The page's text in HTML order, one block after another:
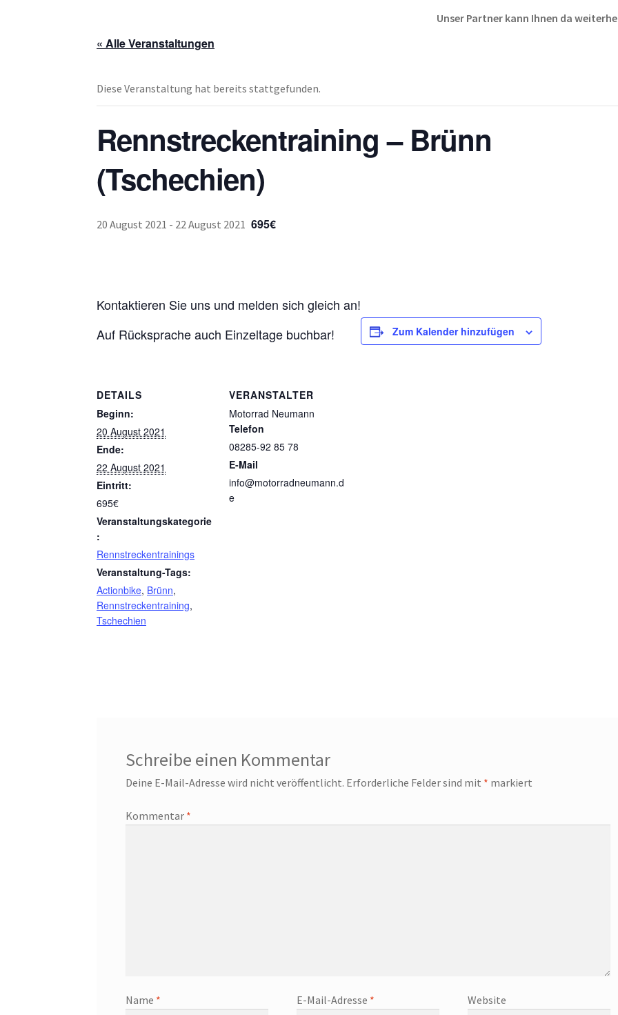
Unser Partner kann Ihnen da
« Alle Veranstaltungen
Diese Veranstaltung hat bereits stattgefunden.
Rennstreckentraining – Brünn
(Tschechien)
20 August 2021 - 22 August 2021 695€
Kontaktieren Sie uns und melden sich gleich an!
Auf Rücksprache auch Einzeltage buchbar!
Zum Kalender hinzufügen
DETAILS
Beginn:
20 August 2021
Ende:
22 August 2021
Eintritt:
695€
Veranstaltungskategorie
:
Rennstreckentrainings
Veranstaltung-Tags:
Actionbike, Brünn,
Rennstreckentraining,
Tschechien
VERANSTALTER
Motorrad Neumann
Telefon
08285-92 85 78
E-Mail
info@motorradneumann.d
e
Schreibe einen Kommentar
Deine E-Mail-Adresse wird nicht veröffentlicht. Erforderliche Felder sind mit * markiert
Kommentar *
Name * E-Mail-Adresse * Website